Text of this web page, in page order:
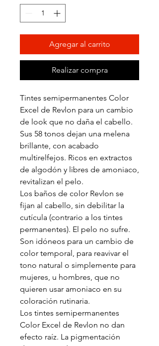
Agregar al carrito
Realizar compra
Tintes semipermanentes Color
Excel de Revlon para un cambio
de look que no daña el cabello.
Sus 58 tonos dejan una melena
brillante, con acabado
multirelfejos. Ricos en extractos
de algodón y libres de amoniaco,
revitalizan el pelo.
Los baños de color Revlon se
fijan al cabello, sin debilitar la
cutícula (contrario a los tintes
permanentes). El pelo no sufre.
Son idóneos para un cambio de
color temporal, para reavivar el
tono natural o simplemente para
mujeres, u hombres, que no
quieren usar amoniaco en su
coloración rutinaria.
Los tintes semipermanentes
Color Excel de Revlon no dan
efecto raíz. La pigmentación